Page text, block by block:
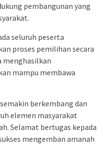
pembangunan yang
seluruh peserta
proses pemilihan secara
menghasilkan
mampu membawa
berkembang dan
elemen masyarakat
Selamat bertugas kepada
mengemban amanah